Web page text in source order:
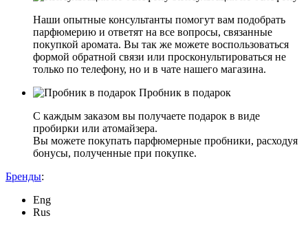
Наши опытные консультанты помогут вам подобрать
парфюмерию и ответят на все вопросы, связанные
покупкой аромата. Вы так же можете воспользоваться
формой обратной связи или просконультироваться не
только по телефону, но и в чате нашего магазина.
Пробник в подарок
С каждым заказом вы получаете подарок в виде
пробирки или атомайзера.
Вы можете покупать парфюмерные пробники, расходуя
бонусы, полученные при покупке.
Бренды:
Eng
Rus